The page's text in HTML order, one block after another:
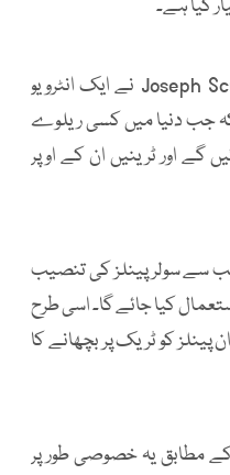
کیا ہے۔
کمپنی کے چیف ایگزیکٹو Joseph Scuderi نے ایک انٹرویو
کہ جب دنیا میں کسی ریلوے
گے اور ٹرینیں ان کے اوپر
سے سولر پینلز کی تنصیب
کیا جائے گا۔ اسی طرح
کو ٹریک پر بچھانے کا
مطابق یہ خصوصی طور پر